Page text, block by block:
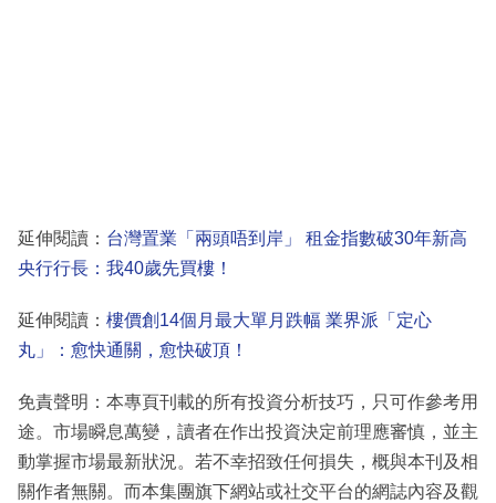
延伸閱讀： 台灣置業「兩頭唔到岸」 租金指數破30年新高
央行行長：我40歲先買樓！
延伸閱讀： 樓價創14個月最大單月跌幅 業界派「定心
丸」：愈快通關，愈快破頂！
免責聲明：本專頁刊載的所有投資分析技巧，只可作參考用
途。市場瞬息萬變，讀者在作出投資決定前理應審慎，並主
動掌握市場最新狀況。若不幸招致任何損失，概與本刊及相
關作者無關。而本集團旗下網站或社交平台的網誌內容及觀